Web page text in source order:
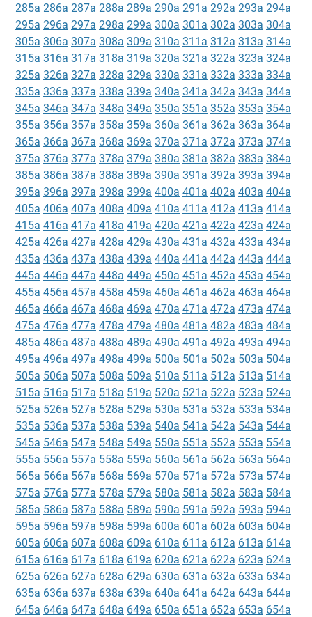
285a 286a 287a 288a 289a 290a 291a 292a 293a 294a
295a 296a 297a 298a 299a 300a 301a 302a 303a 304a
305a 306a 307a 308a 309a 310a 311a 312a 313a 314a
315a 316a 317a 318a 319a 320a 321a 322a 323a 324a
325a 326a 327a 328a 329a 330a 331a 332a 333a 334a
335a 336a 337a 338a 339a 340a 341a 342a 343a 344a
345a 346a 347a 348a 349a 350a 351a 352a 353a 354a
355a 356a 357a 358a 359a 360a 361a 362a 363a 364a
365a 366a 367a 368a 369a 370a 371a 372a 373a 374a
375a 376a 377a 378a 379a 380a 381a 382a 383a 384a
385a 386a 387a 388a 389a 390a 391a 392a 393a 394a
395a 396a 397a 398a 399a 400a 401a 402a 403a 404a
405a 406a 407a 408a 409a 410a 411a 412a 413a 414a
415a 416a 417a 418a 419a 420a 421a 422a 423a 424a
425a 426a 427a 428a 429a 430a 431a 432a 433a 434a
435a 436a 437a 438a 439a 440a 441a 442a 443a 444a
445a 446a 447a 448a 449a 450a 451a 452a 453a 454a
455a 456a 457a 458a 459a 460a 461a 462a 463a 464a
465a 466a 467a 468a 469a 470a 471a 472a 473a 474a
475a 476a 477a 478a 479a 480a 481a 482a 483a 484a
485a 486a 487a 488a 489a 490a 491a 492a 493a 494a
495a 496a 497a 498a 499a 500a 501a 502a 503a 504a
505a 506a 507a 508a 509a 510a 511a 512a 513a 514a
515a 516a 517a 518a 519a 520a 521a 522a 523a 524a
525a 526a 527a 528a 529a 530a 531a 532a 533a 534a
535a 536a 537a 538a 539a 540a 541a 542a 543a 544a
545a 546a 547a 548a 549a 550a 551a 552a 553a 554a
555a 556a 557a 558a 559a 560a 561a 562a 563a 564a
565a 566a 567a 568a 569a 570a 571a 572a 573a 574a
575a 576a 577a 578a 579a 580a 581a 582a 583a 584a
585a 586a 587a 588a 589a 590a 591a 592a 593a 594a
595a 596a 597a 598a 599a 600a 601a 602a 603a 604a
605a 606a 607a 608a 609a 610a 611a 612a 613a 614a
615a 616a 617a 618a 619a 620a 621a 622a 623a 624a
625a 626a 627a 628a 629a 630a 631a 632a 633a 634a
635a 636a 637a 638a 639a 640a 641a 642a 643a 644a
645a 646a 647a 648a 649a 650a 651a 652a 653a 654a